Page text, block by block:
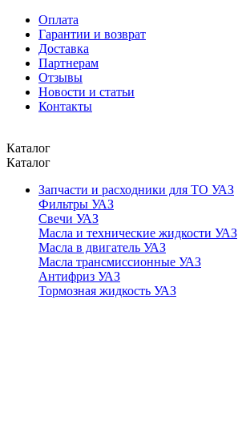
Оплата
Гарантии и возврат
Доставка
Партнерам
Отзывы
Новости и статьи
Контакты
Каталог
Каталог
Запчасти и расходники для ТО УАЗ
Фильтры УАЗ
Свечи УАЗ
Масла и технические жидкости УАЗ
Масла в двигатель УАЗ
Масла трансмиссионные УАЗ
Антифриз УАЗ
Тормозная жидкость УАЗ